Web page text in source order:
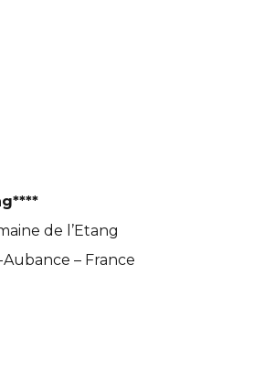
de l’Etang
– France